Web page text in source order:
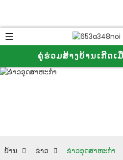
ຄູ່ຮ່ວມສ້າງບ້ານເກີດເ
ຂ່າ
ໃຫ້ພວກ
cellulose
ບ້ານ ຂ່າວ ຂ່າວອຸດສາຫະກໍາ